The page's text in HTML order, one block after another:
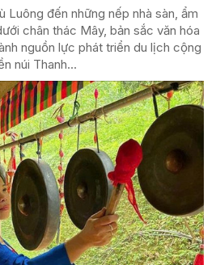
Luông đến những nếp nhà sàn, ẩm
chân thác Mây, bản sắc văn hóa
nguồn lực phát triển du lịch cộng
núi Thanh...